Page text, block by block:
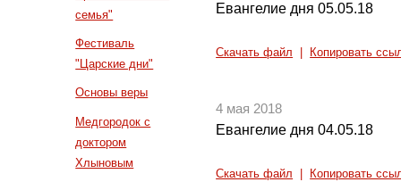
семья"
Фестиваль
"Царские дни"
Основы веры
Медгородок с
доктором
Хлыновым
Евангелие дня 05.05.18
Скачать файл Копировать
4 мая 2018
Евангелие дня 04.05.18
Скачать файл Копировать